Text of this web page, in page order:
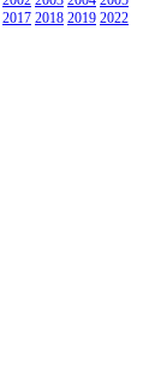
2017 2018 2019 2022